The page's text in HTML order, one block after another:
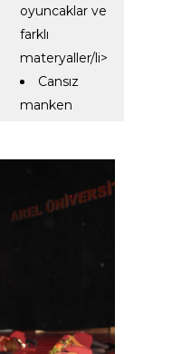
oyuncaklar ve
farklı
materyaller/li>
Cansız
manken